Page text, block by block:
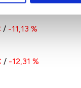
/ -11,13 %
/ -12,31 %